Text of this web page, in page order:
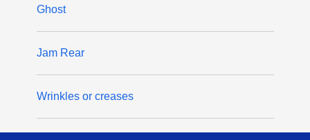
Ghost
Jam Rear
Wrinkles or creases